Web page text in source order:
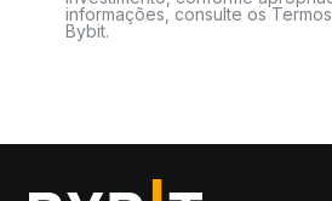
informações, consulte os
Bybit.